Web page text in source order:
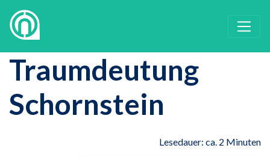
Traumdeutung
Schornstein
Lesedauer: ca. 2 Minuten